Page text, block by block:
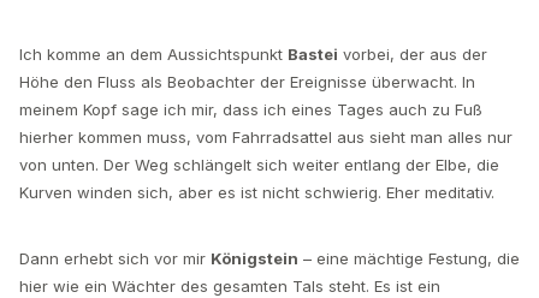
Ich komme an dem Aussichtspunkt Bastei vorbei, der aus der
Höhe den Fluss als Beobachter der Ereignisse überwacht. In
meinem Kopf sage ich mir, dass ich eines Tages auch zu Fuß
hierher kommen muss, vom Fahrradsattel aus sieht man alles nur
von unten. Der Weg schlängelt sich weiter entlang der Elbe, die
Kurven winden sich, aber es ist nicht schwierig. Eher meditativ.
Dann erhebt sich vor mir Königstein – eine mächtige Festung, die
hier wie ein Wächter des gesamten Tals steht. Es ist ein